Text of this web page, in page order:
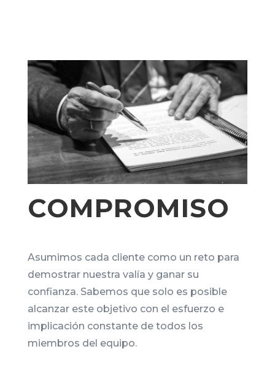
COMPROMISO
Asumimos cada cliente como un reto para
demostrar nuestra valía y ganar su
confianza. Sabemos que solo es posible
alcanzar este objetivo con el esfuerzo e
implicación constante de todos los
miembros del equipo.